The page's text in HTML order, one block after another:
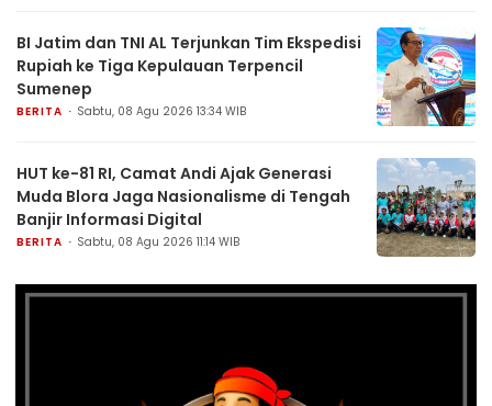
BI Jatim dan TNI AL Terjunkan Tim Ekspedisi
Rupiah ke Tiga Kepulauan Terpencil
Sumenep
BERITA Sabtu, 08 Agu 2026 13:34 WIB
HUT ke-81 RI, Camat Andi Ajak Generasi
Muda Blora Jaga Nasionalisme di Tengah
Banjir Informasi Digital
BERITA Sabtu, 08 Agu 2026 11:14 WIB